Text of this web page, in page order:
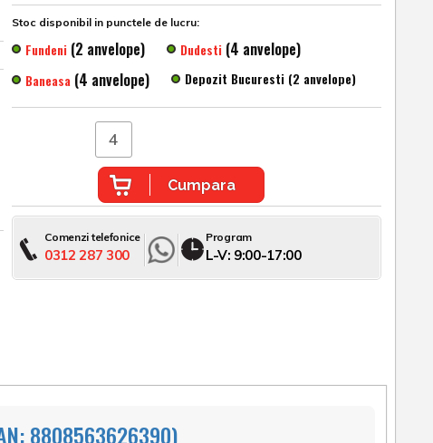
Stoc disponibil in punctele de lucru:
Fundeni (2 anvelope) Dudesti (4 anvelope)
Baneasa (4 anvelope) Depozit Bucuresti (2 anvelope)
Cumpara
Comenzi telefonice
0312 287 300
Program
L-V: 9:00-17:00
8808563626390)